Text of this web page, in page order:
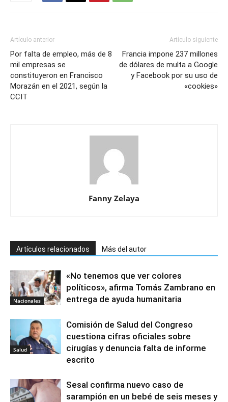
Artículo anterior
Por falta de empleo, más de 8
mil empresas se
constituyeron en Francisco
Morazán en el 2021, según la
CCIT
Artículo siguiente
Francia impone 237 millones
de dólares de multa a Google
y Facebook por su uso de
«cookies»
Fanny Zelaya
Artículos relacionados Más del autor
Nacionales
«No tenemos que ver colores
políticos», afirma Tomás Zambrano en
entrega de ayuda humanitaria
Salud
Comisión de Salud del Congreso
cuestiona cifras oficiales sobre
cirugías y denuncia falta de informe
escrito
Sesal confirma nuevo caso de
sarampión en un bebé de seis meses y